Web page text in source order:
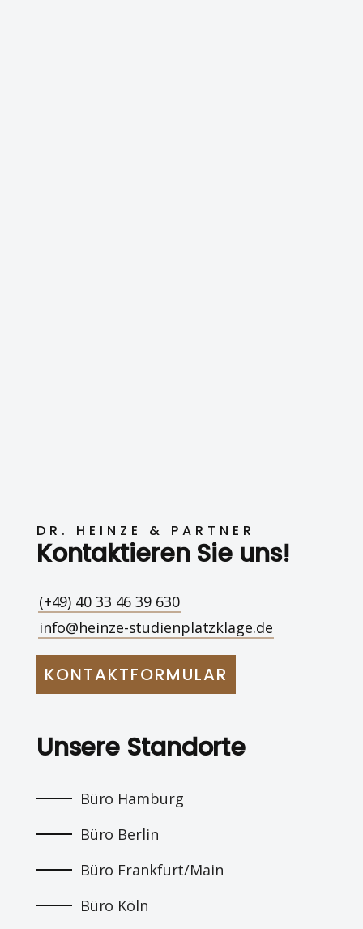
DR. HEINZE & PARTNER
Kontaktieren Sie uns!
(+49) 40 33 46 39 630
info@heinze-studienplatzklage.de
KONTAKTFORMULAR
Unsere Standorte
Büro Hamburg
Büro Berlin
Büro Frankfurt/Main
Büro Köln